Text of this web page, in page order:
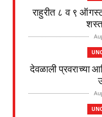
राहुरीत ८ व ९
देवळाली प्रवराच्या